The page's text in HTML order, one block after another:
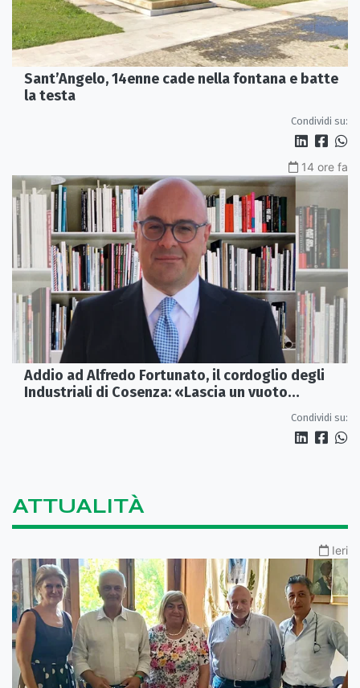
Sant’Angelo, 14enne cade nella fontana e batte
la testa
Condividi su:
14 ore fa
Addio ad Alfredo Fortunato, il cordoglio degli
Industriali di Cosenza: «Lascia un vuoto
Condividi su:
ATTUALITÀ
Ieri